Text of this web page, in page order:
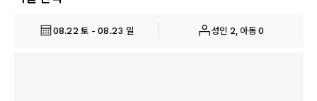
08.22 토 - 08.23 일 성인 2, 아동 0